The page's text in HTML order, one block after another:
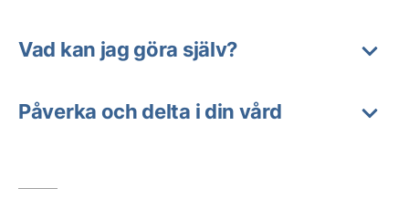
Vad kan jag göra själv?
Påverka och delta i din vård